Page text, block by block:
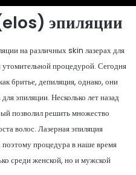
эпиляции
на различных skin лазерах для
утомительной процедурой. Сегодня
бритье, депиляция, однако, они
эпиляции. Несколько лет назад
позволил решить множество
волос. Лазерная эпиляция
процедура в наше время
среди женской, но и мужской